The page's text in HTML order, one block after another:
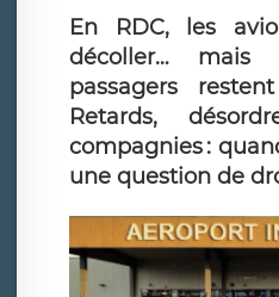
En RDC, les
décoller…
passagers
Retards,
compagnies :
une question de